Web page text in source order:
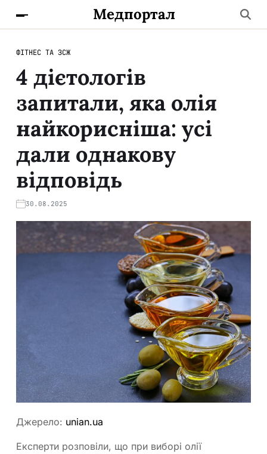
Медпортал
ФІТНЕС ТА ЗСЖ
4 дієтологів
запитали, яка олія
найкорисніша: усі
дали однакову
відповідь
30.08.2025
Джерело: unian.ua
Експерти розповіли, що при виборі олії